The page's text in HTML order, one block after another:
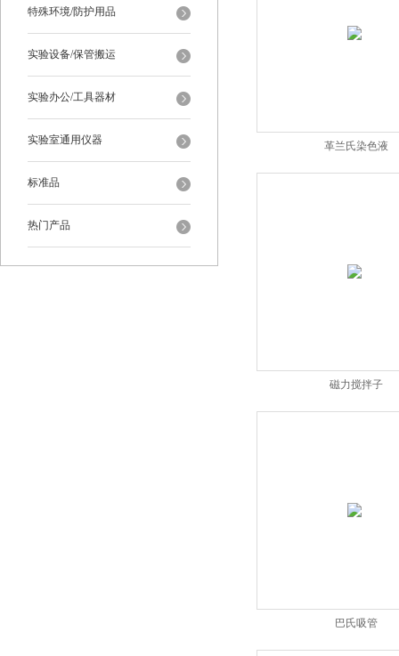
特殊环境/防护用品
实验设备/保管搬运
实验办公/工具器材
实验室通用仪器
标准品
热门产品
革兰氏染色液
磁力搅拌子
巴氏吸管